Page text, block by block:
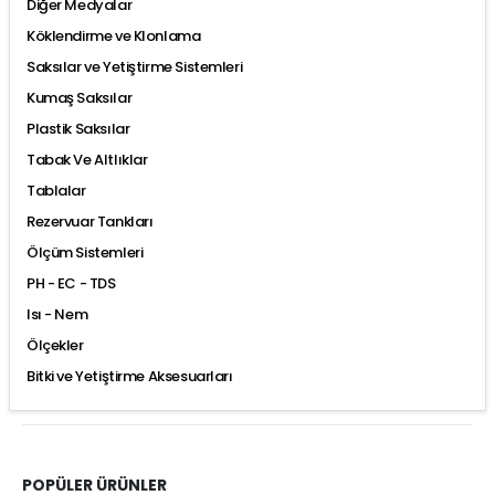
Diğer Medyalar
Köklendirme ve Klonlama
Saksılar ve Yetiştirme Sistemleri
Kumaş Saksılar
Plastik Saksılar
Tabak Ve Altlıklar
Tablalar
Rezervuar Tankları
Ölçüm Sistemleri
PH - EC - TDS
Isı - Nem
Ölçekler
Bitki ve Yetiştirme Aksesuarları
POPÜLER ÜRÜNLER